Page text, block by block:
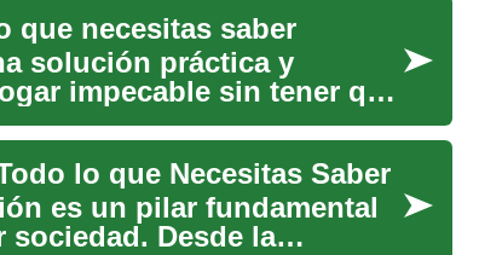
que necesitas saber
solución práctica y
impecable sin tener que
lo que Necesitas Saber
es un pilar fundamental
Desde la